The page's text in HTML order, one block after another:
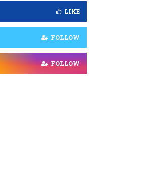
LIKE
FOLLOW
FOLLOW